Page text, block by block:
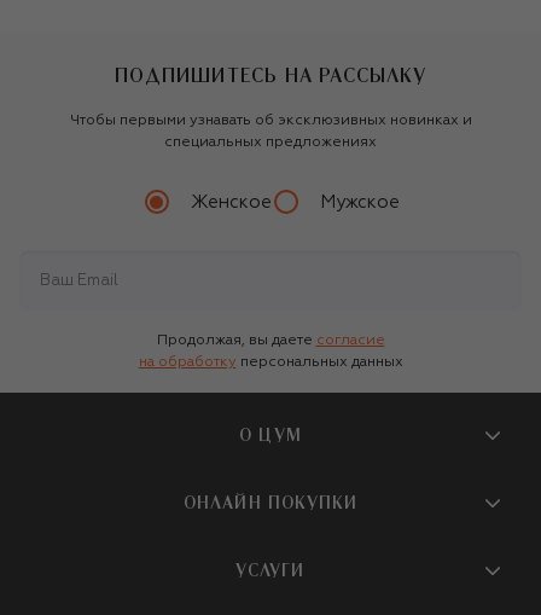
ПОДПИШИТЕСЬ НА РАССЫЛКУ
Чтобы первыми узнавать об эксклюзивных новинках и
специальных предложениях
Женское Мужское
Продолжая, вы даете согласие
на обработку персональных данных
О ЦУМ
О магазине
Бутики и ПВЗ ЦУМ
ОНЛАЙН ПОКУПКИ
УСЛУГИ